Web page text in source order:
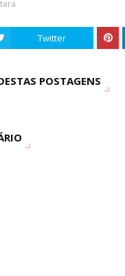
Twitter
POSTAGENS